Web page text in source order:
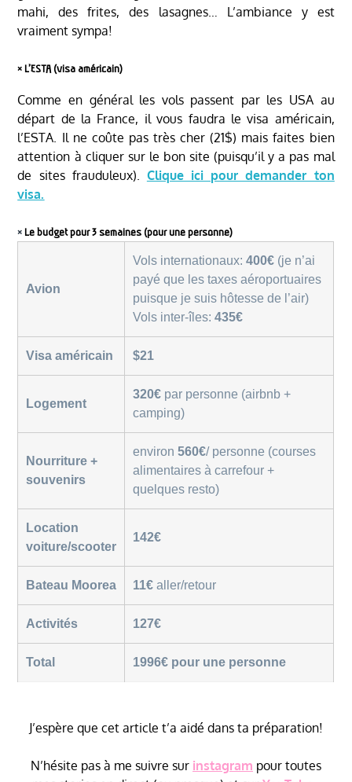
mahi, des frites, des lasagnes… L’ambiance y est
vraiment sympa!
༝L’ESTA (visa américain)
Comme en général les vols passent par les USA au
départ de la France, il vous faudra le visa américain,
l’ESTA. Il ne coûte pas très cher (21$) mais faites bien
attention à cliquer sur le bon site (puisqu’il y a pas mal
de sites frauduleux). Clique ici pour demander ton
visa.
༝Le budget pour 3 semaines (pour une personne)
Avion
Vols internationaux:400€ (je n’ai
payé que les taxes aéroportuaires
puisque je suis hôtesse de l’air)
Vols inter-îles:435€
Visa américain $21
Logement
320€ par personne (airbnb +
camping)
Nourriture +
souvenirs
environ560€/ personne (courses
alimentaires à carrefour +
quelques resto)
Location
voiture/scooter
142€
Bateau Moorea 11€ aller/retour
Activités 127€
Total 1996€ pour une personne
J’espère que cet article t’a aidé dans ta préparation!
N’hésite pas à me suivre sur instagram pour toutes